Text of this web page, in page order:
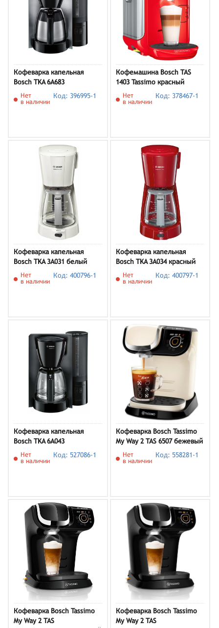
Кофеварка капельная
Bosch TKA 6A683
Нет
в наличии
Код: 396995-1
Кофемашина Bosch TAS
1403 Tassimo красный
Нет
в наличии
Код: 378467-1
Кофеварка капельная
Bosch TKA 3A031 белый
Нет
в наличии
Код: 400796-1
Кофеварка капельная
Bosch TKA 3A034 красный
Нет
в наличии
Код: 400797-1
Кофеварка капельная
Bosch TKA 6A043
Нет
в наличии
Код: 527086-1
Кофеварка Bosch Tassimo
My Way 2 TAS 6507 бежевый
Нет
в наличии
Код: 558281-1
Кофеварка Bosch Tassimo
My Way 2 TAS
Кофеварка Bosch Tassimo
My Way 2 TAS